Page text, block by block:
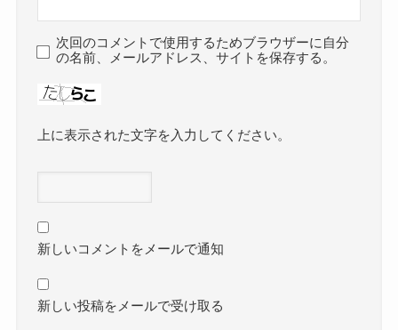
次回のコメントで使用するためブラウザーに自分
の名前、メールアドレス、サイトを保存する。
上に表示された文字を入力してください。
新しいコメントをメールで通知
新しい投稿をメールで受け取る